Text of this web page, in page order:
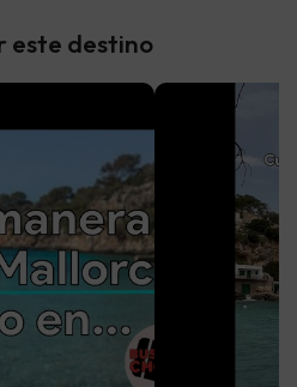
este destino